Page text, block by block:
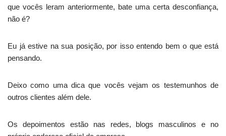
que vocês leram anteriormente, bate uma certa desconfiança,
não é?
Eu já estive na sua posição, por isso entendo bem o que está
pensando.
Deixo como uma dica que vocês vejam os testemunhos de
outros clientes além dele.
Os depoimentos estão nas redes, blogs masculinos e no